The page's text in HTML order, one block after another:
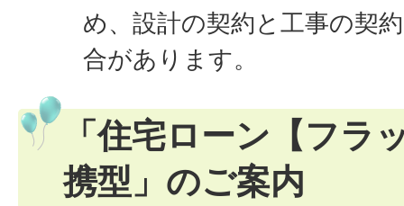
め、設計の契約と工事の契
合があります。
「住宅ローン【フラ
携型」のご案内